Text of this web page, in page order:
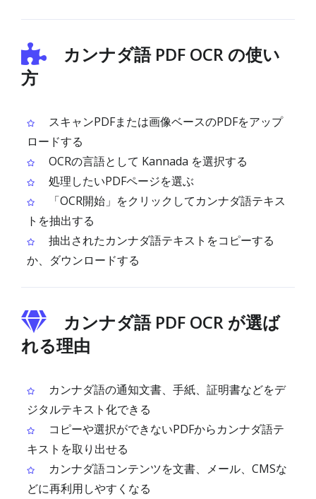
カンナダ語 PDF OCR の使い
方
スキャンPDFまたは画像ベースのPDFをアップ
ロードする
OCRの言語として Kannada を選択する
処理したいPDFページを選ぶ
「OCR開始」をクリックしてカンナダ語テキス
トを抽出する
抽出されたカンナダ語テキストをコピーする
か、ダウンロードする
カンナダ語 PDF OCR が選ば
れる理由
カンナダ語の通知文書、手紙、証明書などをデ
ジタルテキスト化できる
コピーや選択ができないPDFからカンナダ語テ
キストを取り出せる
カンナダ語コンテンツを文書、メール、CMSな
どに再利用しやすくなる